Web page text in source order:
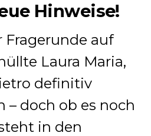
Hinweise!
Fragerunde auf
Laura Maria,
definitiv
– doch ob es noch
in den